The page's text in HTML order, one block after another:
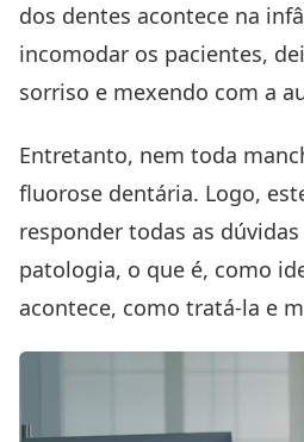
dos dentes acontece na
incomodar os pacientes,
sorriso e mexendo com a
Entretanto, nem toda
fluorose dentária. Logo,
responder todas as
patologia, o que é, como
acontece, como tratá-la e